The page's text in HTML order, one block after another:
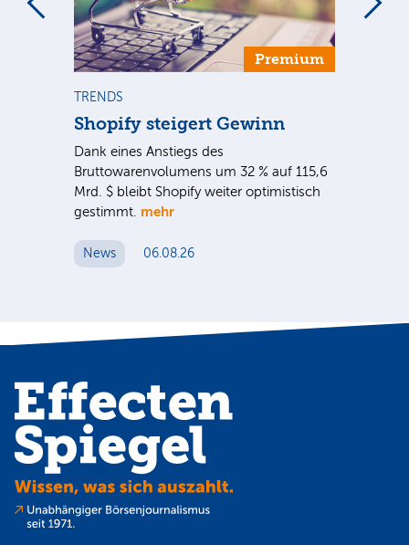
Premium
TRENDS
Shopify steigert Gewinn
Dank eines Anstiegs des
Bruttowarenvolumens um 32 % auf 115,6
Mrd. $ bleibt Shopify weiter optimistisch
gestimmt. mehr
News 06.08.26